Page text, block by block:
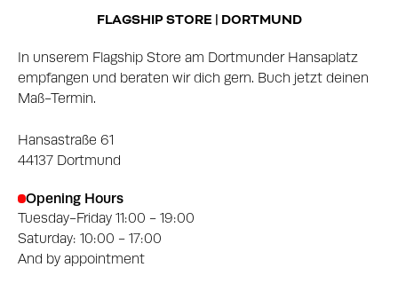
FLAGSHIP STORE | DORTMUND
In unserem Flagship Store am Dortmunder Hansaplatz
empfangen und beraten wir dich gern. Buch jetzt deinen
Maß-Termin.
Hansastraße 61
44137 Dortmund
Opening Hours
Tuesday-Friday 11:00 - 19:00
Saturday: 10:00 - 17:00
And by appointment